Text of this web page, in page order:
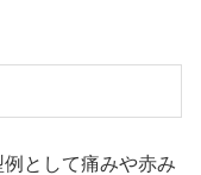
として痛みや赤み